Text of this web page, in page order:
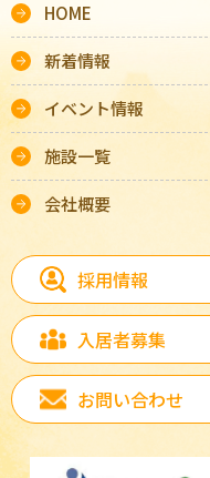
HOME
新着情報
イベント情報
施設一覧
会社概要
採用情報
入居者募集
お問い合わせ